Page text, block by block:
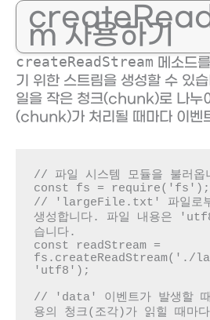
m 사용하기
createReadStream 메소드
기 위한 스트림을 생성할 수 있
일을 작은 청크(chunk)로 나누
(chunk)가 처리될 때마다 이벤
// 파일 시스템 모듈을 불러옵
const fs = require('fs');
// 'largeFile.txt' 파일로부
생성합니다. 파일 내용은
습니다.
const readStream =
'utf8');
// 'data' 이벤트가 발생할
용의 청크(조각)가 읽힐 때마